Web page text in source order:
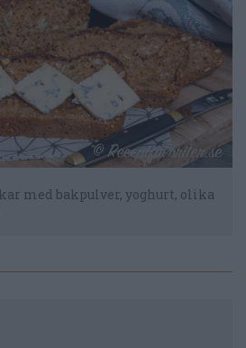
med bakpulver, yoghurt, olika